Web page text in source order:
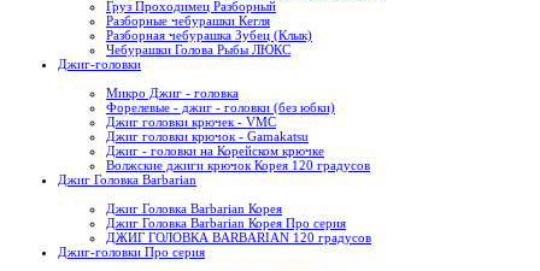
Груз Проходимец Разборный
Разборные чебурашки Кегля
Разборная чебурашка Зубец (Клык)
Чебурашки Голова Рыбы ЛЮКС
Джиг-головки
Микро Джиг - головка
Форелевые - джиг - головки (без юбки)
Джиг головки крючек - VMC
Джиг головки крючок - Gamakatsu
Джиг - головки на Корейском крючке
Волжские джиги крючок Корея 120 градусов
Джиг Головка Barbarian
Джиг Головка Barbarian Корея
Джиг Головка Barbarian Корея Про серия
ДЖИГ ГОЛОВКА BARBARIAN 120 градусов
Джиг-головки Про серия